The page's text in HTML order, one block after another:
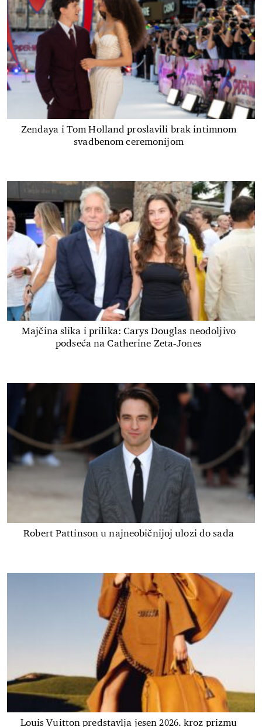
Zendaya i Tom Holland proslavili brak intimnom
svadbenom ceremonijom
Majčina slika i prilika: Carys Douglas neodoljivo
podseća na Catherine Zeta-Jones
Robert Pattinson u najneobičnijoj ulozi do sada
Louis Vuitton predstavlja jesen 2026. kroz prizmu